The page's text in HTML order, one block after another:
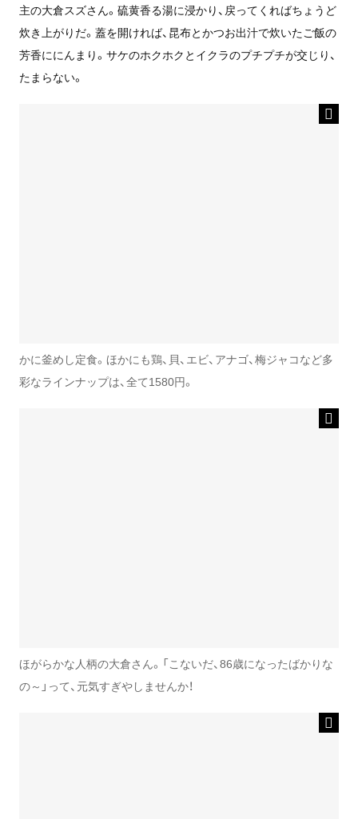
主の大倉スズさん。硫黄香る湯に浸かり、戻ってくればちょうど
炊き上がりだ。蓋を開ければ、昆布とかつお出汁で炊いたご飯の
芳香ににんまり。サケのホクホクとイクラのプチプチが交じり、
たまらない。
かに釜めし定食。ほかにも鶏、貝、エビ、アナゴ、梅ジャコなど多
彩なラインナップは、全て1580円。
ほがらかな人柄の大倉さん。「こないだ、86歳になったばかりな
の～」って、元気すぎやしませんか！